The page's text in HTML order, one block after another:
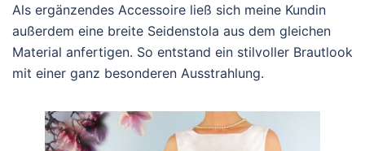
Als ergänzendes Accessoire ließ sich meine Kundin
außerdem eine breite Seidenstola aus dem gleichen
Material anfertigen. So entstand ein stilvoller Brautlook
mit einer ganz besonderen Ausstrahlung.